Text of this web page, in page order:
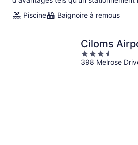
Piscine
Baignoire à remous
Ciloms
3.5
out
398 Melrose